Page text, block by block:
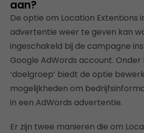
aan?
De optie om Location Extentions
advertentie weer te geven kan
ingeschakeld bij de campagne
Google AdWords account.
‘doelgroep’ biedt de optie
mogelijkheden om
in een AdWords advertentie.
Er zijn twee manieren die om